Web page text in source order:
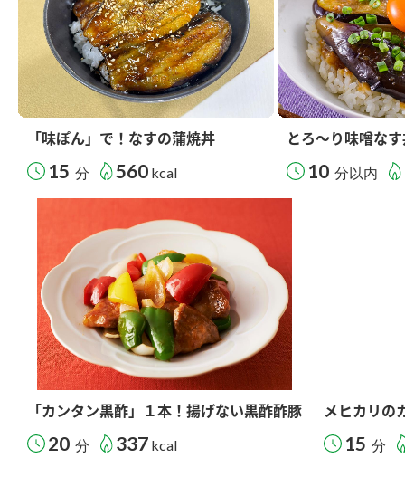
「味ぽん」で！なすの蒲焼丼
15 分 560 kcal
とろ～り味噌な
10 分以内
「カンタン黒酢」１本！揚げない黒酢酢豚
20 分 337 kcal
メヒカリの
15 分